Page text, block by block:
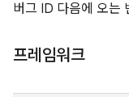
버그 ID 다음에 오는
프레임워크